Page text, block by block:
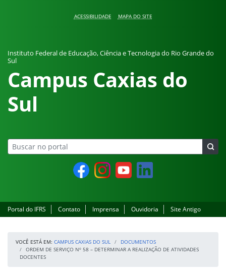
ACESSIBILIDADE MAPA DO SITE
Instituto Federal de Educação, Ciência e Tecnologia do Rio Grande do
Sul
Campus Caxias do
Sul
FacebookInstagramYouTube LinkedIn
Portal do IFRS Contato Imprensa Ouvidoria Site Antigo
VOCÊ ESTÁ EM: CAMPUS CAXIAS DO SUL
DOCUMENTOS
ORDEM DE SERVIÇO Nº 58 – DETERMINAR A REALIZAÇÃO DE ATIVIDADES
DOCENTES